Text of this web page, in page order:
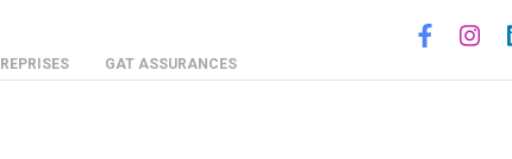
GAT ASSURANCES